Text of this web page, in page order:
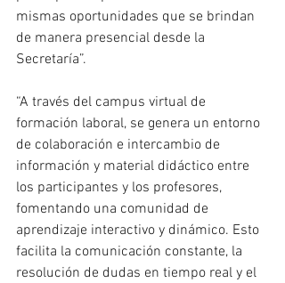
mismas oportunidades que se brindan
de manera presencial desde la
Secretaría”.
“A través del campus virtual de
formación laboral, se genera un entorno
de colaboración e intercambio de
información y material didáctico entre
los participantes y los profesores,
fomentando una comunidad de
aprendizaje interactivo y dinámico. Esto
facilita la comunicación constante, la
resolución de dudas en tiempo real y el